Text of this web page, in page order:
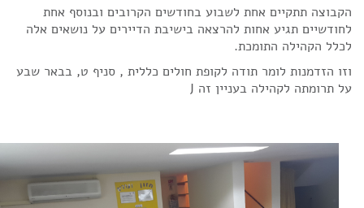
הקבוצה תתקיים אחת לשבוע בחודשים הקרובים ובנוסף אחת
לחודשיים תגיע אחות להרצאה בישיבת הדיירים על נושאים אלה
לכלל הקהילה התומכת.
וזו הזדמנות לומר תודה לקופת חולים כללית , סניף ט, בבאר שבע
על תרומתה לקהילה בעניין זה J